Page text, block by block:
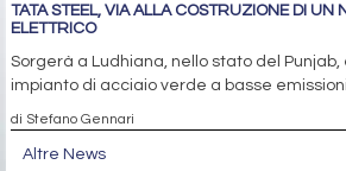
TATA STEEL, VIA ALLA COSTRUZIONE DI UN
ELETTRICO
Sorgerà a Ludhiana, nello stato del Punjab,
impianto di acciaio verde a basse
di Stefano Gennari
Altre News